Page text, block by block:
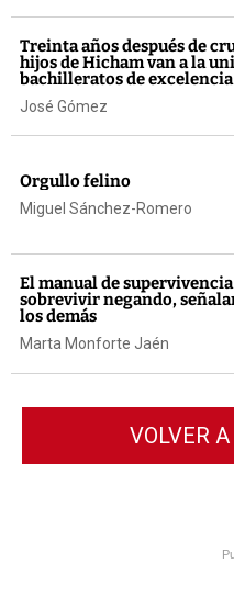
Treinta años después de
hijos de Hicham van a la
bachilleratos de excelencia
José Gómez
Orgullo felino
Miguel Sánchez-Romero
El manual de
sobrevivir negando,
los demás
Marta Monforte Jaén
VOLVER